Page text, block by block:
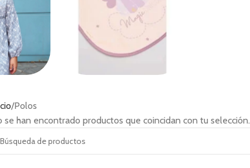
Polos
se han encontrado productos que coincidan con tu selección.